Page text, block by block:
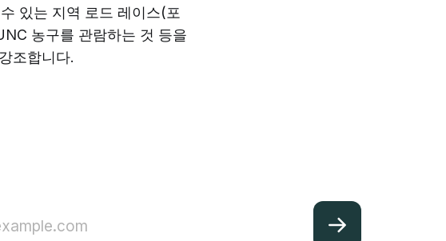
있는 지역 로드 레이스(포
농구를 관람하는 것 등을
조합니다.